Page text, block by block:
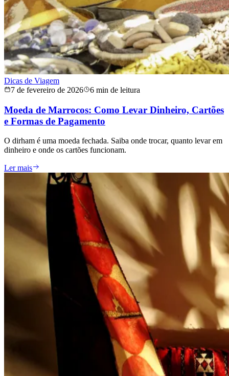
Dicas de Viagem
7 de fevereiro de 2026
6 min de leitura
Moeda de Marrocos: Como Levar Dinheiro, Cartões
e Formas de Pagamento
O dirham é uma moeda fechada. Saiba onde trocar, quanto levar em
dinheiro e onde os cartões funcionam.
Ler mais